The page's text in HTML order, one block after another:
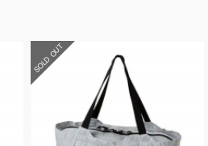
SOLD OUT